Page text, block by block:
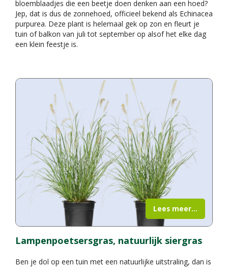
bloemblaadjes die een beetje doen denken aan een hoed?
Jep, dat is dus de zonnehoed, officieel bekend als Echinacea
purpurea. Deze plant is helemaal gek op zon en fleurt je
tuin of balkon van juli tot september op alsof het elke dag
een klein feestje is.
Lampenpoetsersgras, natuurlijk siergras
Ben je dol op een tuin met een natuurlijke uitstraling, dan is
Lees meer...